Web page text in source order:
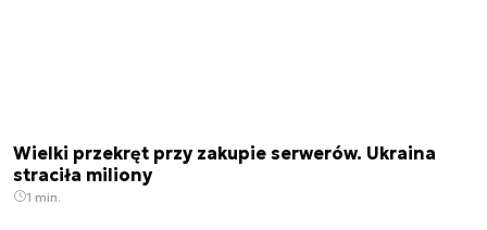
Wielki przekręt przy zakupie serwerów. Ukraina
straciła miliony
1 min.